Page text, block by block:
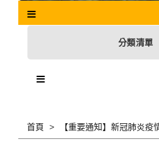
分類清單
首頁